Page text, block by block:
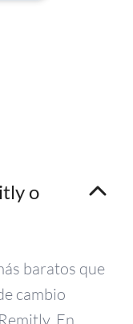
o
baratos que
cambio
En